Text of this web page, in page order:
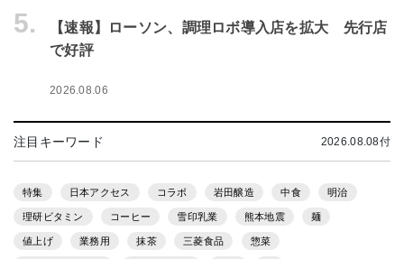
5.
【速報】ローソン、調理ロボ導入店を拡大 先行店
で好評
2026.08.06
注目キーワード 2026.08.08付
特集 日本アクセス コラボ 岩田醸造 中食 明治
理研ビタミン コーヒー 雪印乳業 熊本地震 麺
値上げ 業務用 抹茶 三菱食品 惣菜